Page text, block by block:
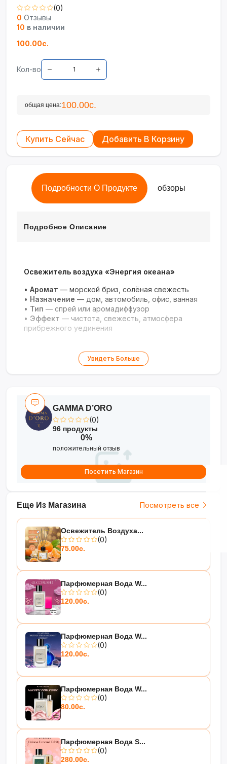
(0)
0 Отзывы
10 в наличии
100.00с.
Кол-во
общая цена:100.00с.
Купить Сейчас Добавить В Корзину
Подробности О Продукте обзоры
Подробное Описание
Освежитель воздуха «Энергия океана»
• Аромат — морской бриз, солёная свежесть
• Назначение — дом, автомобиль, офис, ванная
• Тип — спрей или аромадиффузор
• Эффект — чистота, свежесть, атмосфера
прибрежного уединения
Увидеть Больше
Еще Из Магазина Посмотреть все
Освежитель Воздуха...
(0)
75.00с.
Парфюмерная Вода W...
(0)
120.00с.
Парфюмерная Вода W...
(0)
120.00с.
Парфюмерная Вода W...
(0)
80.00с.
Парфюмерная Вода S...
(0)
280.00с.
GAMMA D’ORO
(0)
96 продукты
0%
положительный отзыв
Посетить Магазин